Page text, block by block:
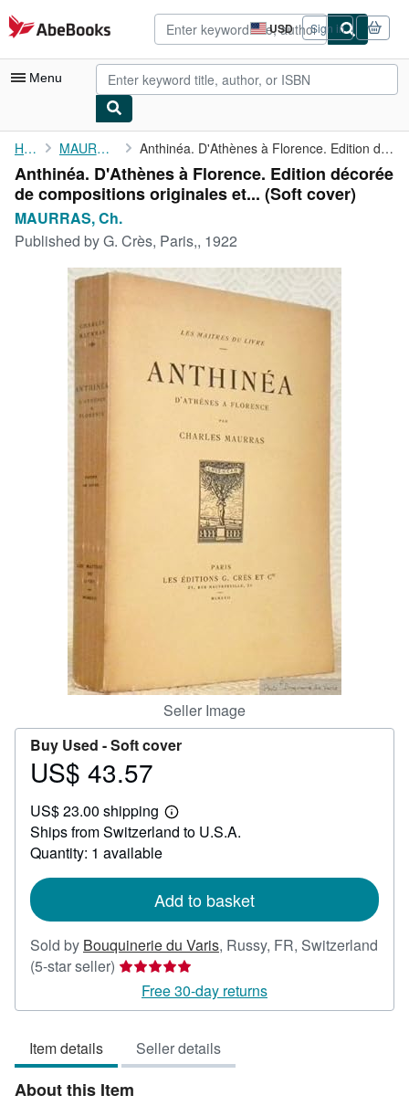
Skip to main content
AbeBooks.com USD
Site
shopping
preferences
Sign in
Menu
My Account
My Purchases
Advanced Search
Browse Collections
Rare Books
Start Selling
CLOSE
Home MAURRAS, Ch. Anthinéa. D'Athènes à Florence. Edition décorée de compositions ...
Anthinéa. D'Athènes à Florence. Edition décorée
de compositions originales et... (Soft cover)
MAURRAS, Ch.
Published byG. Crès, Paris,, 1922
Seller Image
Buy Used -Soft cover
Price
43.57
US$ 43.57
US$ 23.00 shipping
Learn
more
Ships from Switzerland to U.S.A.
Quantity: 1 available
Add to basket
Sold by Bouquinerie du Varis, Russy, FR, Switzerland
(5-star seller) Seller
rating
5
5
stars
Free 30-day returns
Item details Seller details
About this Item